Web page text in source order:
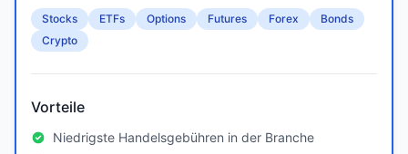
Stocks ETFs Options Futures Forex
Bonds
Crypto
Vorteile
Niedrigste Handelsgebühren in der Branche